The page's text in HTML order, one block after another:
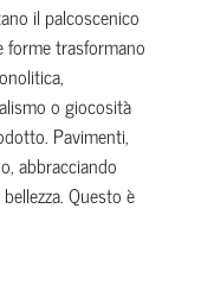
il palcoscenico
forme trasformano
o giocosità
Pavimenti,
abbracciando
Questo è